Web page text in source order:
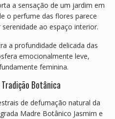
a sensação de um jardim em
o perfume das flores parece
ao espaço interior.
a profundidade delicada das
emocionalmente leve,
feminina.
Botânica
de defumação natural da
Madre Botânico Jasmim e